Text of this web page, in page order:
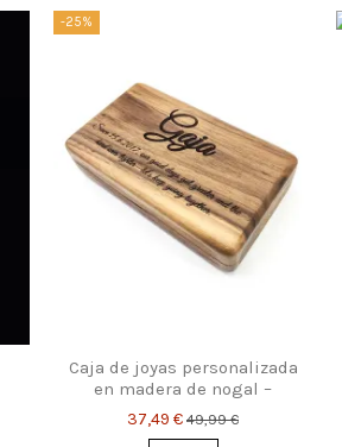
-25%
Caja de joyas personalizada
en madera de nogal –
regalo con grabado para
ella
37,49 € 49,99 €